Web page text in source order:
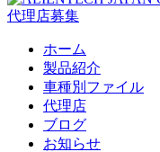
代理店募集
ホーム
製品紹介
車種別ファイル
代理店
ブログ
お知らせ